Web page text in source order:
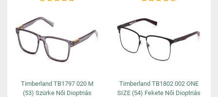
Timberland TB1797 020 M
(53) Szürke Női Dioptriás
Timberland TB1802 002 ONE
SIZE (54) Fekete Női Dioptriás